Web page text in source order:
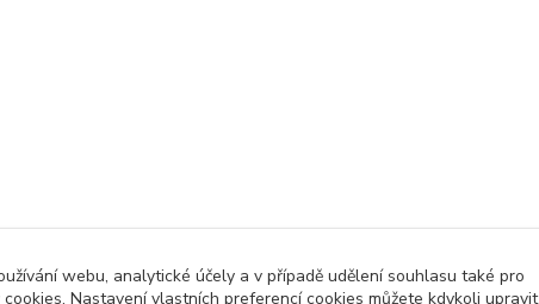
webu, analytické účely a v případě udělení souhlasu také pro
Nastavení vlastních preferencí cookies můžete kdykoli upravit